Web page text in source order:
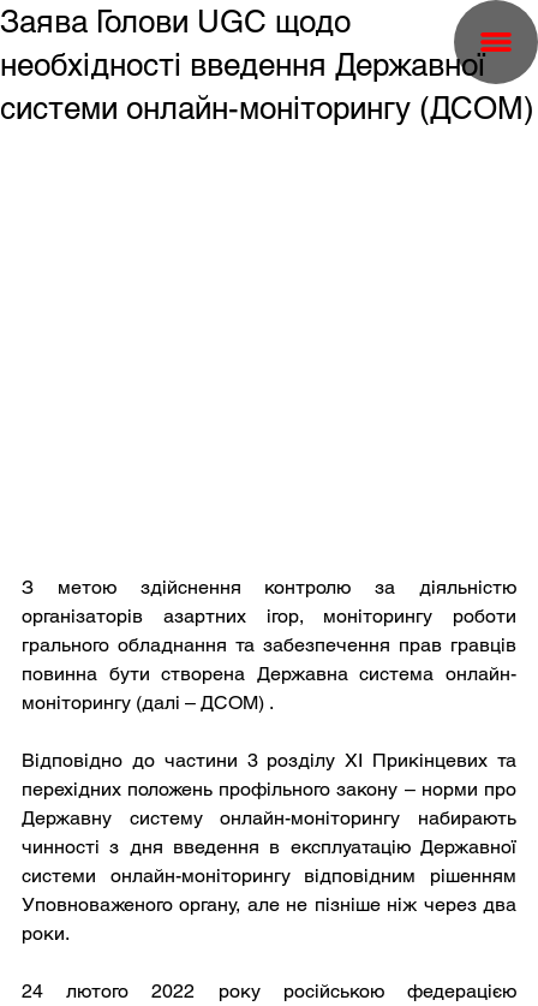
Заява Голови UGC щодо
необхідності введення Державної
системи онлайн-моніторингу (ДСОМ)
З метою здійснення контролю за діяльністю
організаторів азартних ігор, моніторингу роботи
грального обладнання та забезпечення прав гравців
повинна бути створена Державна система онлайн-
моніторингу (далі – ДСОМ) .
Відповідно до частини 3 розділу XI Прикінцевих та
перехідних положень профільного закону – норми про
Державну систему онлайн-моніторингу набирають
чинності з дня введення в експлуатацію Державної
системи онлайн-моніторингу відповідним рішенням
Уповноваженого органу, але не пізніше ніж через два
роки.
24 лютого 2022 року російською федерацією